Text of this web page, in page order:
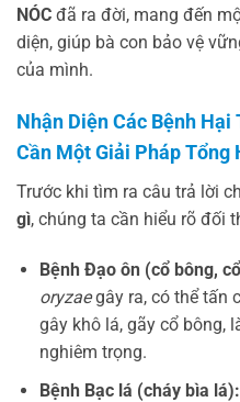
NÓC đã ra đời, mang đến
diện, giúp bà con bảo vệ
của mình.
Nhận Diện Các Bệnh Hại
Cần Một Giải Pháp Tổng
Trước khi tìm ra câu trả lời
gì, chúng ta cần hiểu rõ đối
Bệnh Đạo ôn (cổ bông,
oryzaegây ra, có thể tấn
gây khô lá, gãy cổ bông,
nghiêm trọng.
Bệnh Bạc lá (cháy bìa lá):